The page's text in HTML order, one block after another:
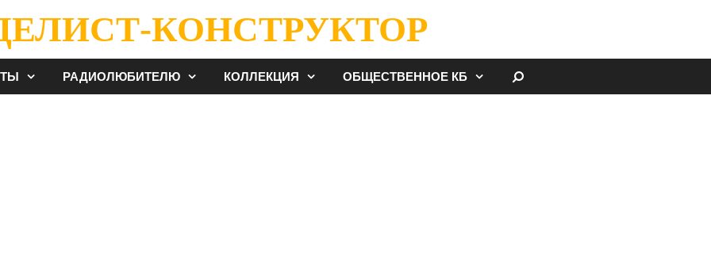
КОНСТРУКТОР
РАДИОЛЮБИТЕЛЮ КОЛЛЕКЦИЯ ОБЩЕСТВЕННОЕ КБ